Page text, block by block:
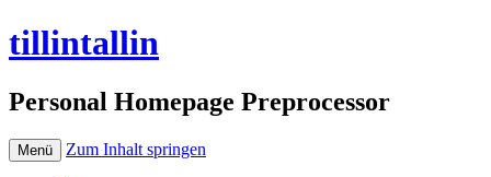
tillintallin
Personal Homepage Preprocessor
Menü Zum Inhalt springen